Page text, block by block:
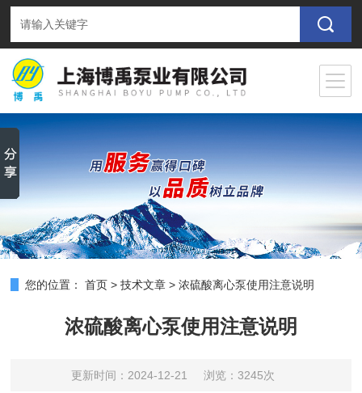
您的位置： 首页 >技术文章 >浓硫酸离心泵使用注意说明
浓硫酸离心泵使用注意说明
更新时间：2024-12-21 浏览：3245次